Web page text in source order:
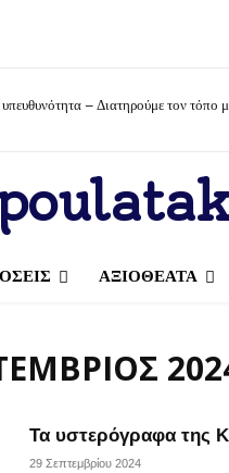
– Διατηρούμε τον τόπο
ΑΞΙΟΘΕΑΤΑ
Τα υστερόγραφα της
29 Σεπτεμβρίου 2024